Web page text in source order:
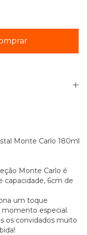
Monte Carlo 180ml
Monte Carlo é
capacidade, 6cm de
um toque
momento especial.
os convidados muito